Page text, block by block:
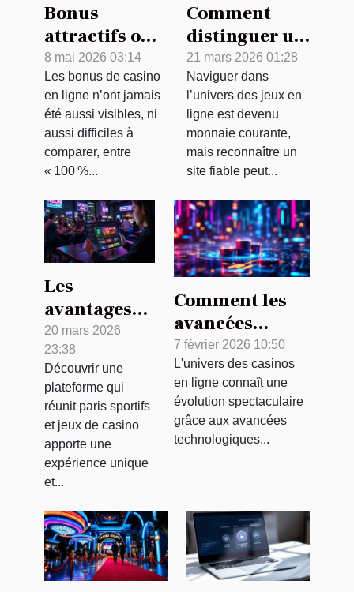
Bonus
attractifs ou
pièges à
novices :
décryptage
des offres qui
pullulent
8 mai 2026 03:14
Les bonus de casino
en ligne n’ont jamais
été aussi visibles, ni
aussi difficiles à
comparer, entre
« 100 %...
Comment
distinguer un
jeu en ligne
fiable d'une
arnaque ?
21 mars 2026 01:28
Naviguer dans
l’univers des jeux en
ligne est devenu
monnaie courante,
mais reconnaître un
site fiable peut...
Les
avantages
de jouer sur
une
plateforme
intégrant
paris
sportifs et
casino
20 mars 2026
23:38
Découvrir une
plateforme qui
réunit paris sportifs
et jeux de casino
apporte une
expérience unique
et...
Comment les
avancées
technologiques
transforment-
elles les
casinos en
ligne ?
7 février 2026 10:50
L'univers des casinos
en ligne connaît une
évolution spectaculaire
grâce aux avancées
technologiques...